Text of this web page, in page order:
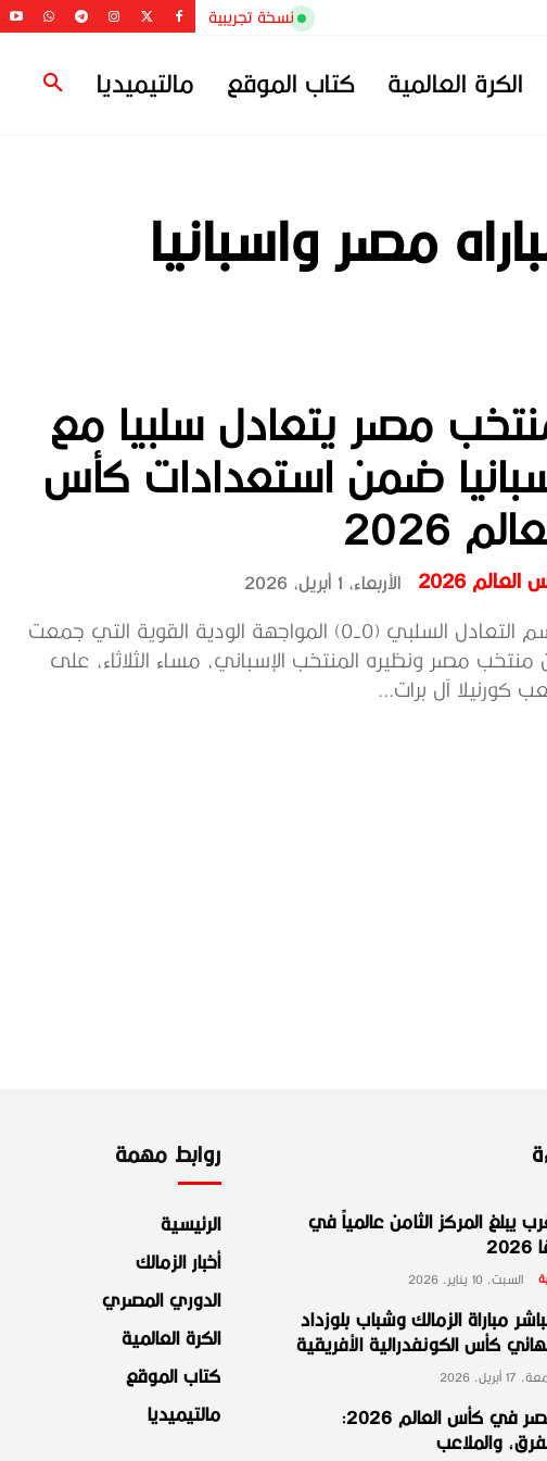
نسخة تجريبية
الكرة العالمية كتاب الموقع مالتيميديا
مصر واسبانيا
مصر يتعادل سلبيا مع
ضمن استعدادات كأس
2026
2026 الأربعاء، 1 أبريل، 2026
حسم التعادل السلبي (0-0) المواجهة الودية القوية التي جمعت
منتخب مصر ونظيره المنتخب الإسباني، مساء الثلاثاء، على
كورنيلا آل برات...
روابط مهمة
الرئيسية
أخبار الزمالك
الدوري المصري
الكرة العالمية
كتاب الموقع
مالتيميديا
يبلغ المركز الثامن عالمياً في
السبت، 10 يناير، 2026
مباراة الزمالك وشباب بلوزداد
كأس الكونفدرالية الأفريقية
أبريل، 2026
مجموعة مصر في كأس العالم 2026:
والملاعب